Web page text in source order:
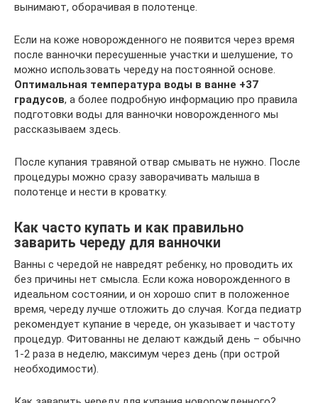
вынимают, оборачивая в полотенце.
Если на коже новорожденного не появится через время
после ванночки пересушенные участки и шелушение, то
можно использовать череду на постоянной основе.
Оптимальная температура воды в ванне +37
градусов, а более подробную информацию про правила
подготовки воды для ванночки новорожденного мы
рассказываем здесь.
После купания травяной отвар смывать не нужно. После
процедуры можно сразу заворачивать малыша в
полотенце и нести в кроватку.
Как часто купать и как правильно
заварить череду для ванночки
Ванны с чередой не навредят ребенку, но проводить их
без причины нет смысла. Если кожа новорожденного в
идеальном состоянии, и он хорошо спит в положенное
время, череду лучше отложить до случая. Когда педиатр
рекомендует купание в череде, он указывает и частоту
процедур. Фитованны не делают каждый день – обычно
1-2 раза в неделю, максимум через день (при острой
необходимости).